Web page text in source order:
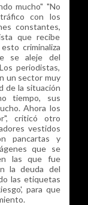
mucho" "No
con los
constantes,
que recibe
criminaliza
se aleje del
periodistas,
un sector muy
de la situación
tiempo, sus
Ahora los
criticó otro
vestidos
pancartas y
que se
las que fue
la deuda del
las etiquetas
para que